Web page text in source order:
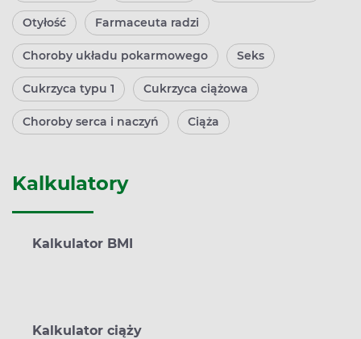
Kalkulatory
Kalkulator BMI
Kalkulator ciąży
Otyłość Farmaceuta radzi
Choroby układu pokarmowego Seks
Cukrzyca typu 1 Cukrzyca ciążowa
Choroby serca i naczyń Ciąża